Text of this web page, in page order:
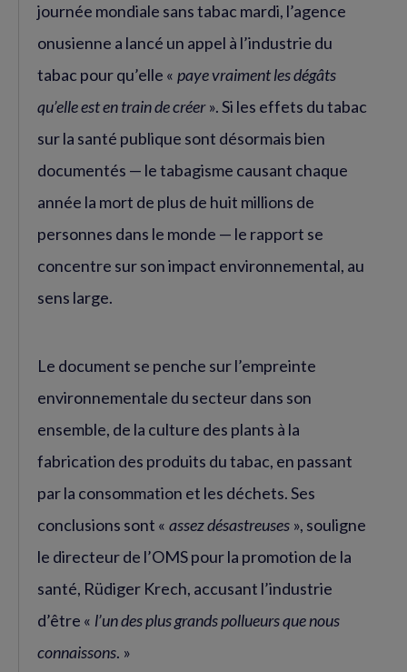
journée mondiale sans tabac mardi, l’agence
onusienne a lancé un appel à l’industrie du
tabac pour qu’elle « paye vraiment les dégâts
qu’elle est en train de créer». Si les effets du tabac
sur la santé publique sont désormais bien
documentés — le tabagisme causant chaque
année la mort de plus de huit millions de
personnes dans le monde — le rapport se
concentre sur son impact environnemental, au
sens large.
Le document se penche sur l’empreinte
environnementale du secteur dans son
ensemble, de la culture des plants à la
fabrication des produits du tabac, en passant
par la consommation et les déchets. Ses
conclusions sont « assez désastreuses », souligne
le directeur de l’OMS pour la promotion de la
santé, Rüdiger Krech, accusant l’industrie
d’être « l’un des plus grands pollueurs que nous
connaissons. »